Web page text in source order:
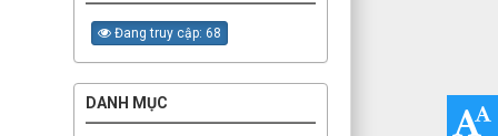
Đang truy cập: 68
DANH MỤC